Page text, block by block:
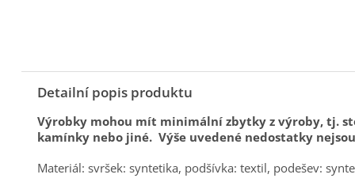
Detailní popis produktu
Výrobky mohou mít minimální zbytky z výroby, tj.
kamínky nebo jiné. Výše uvedené nedostatky
Materiál: svršek: syntetika, podšívka: textil, podešev: